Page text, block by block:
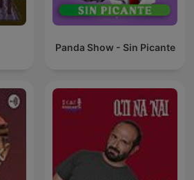
Panda Show - Sin Picante